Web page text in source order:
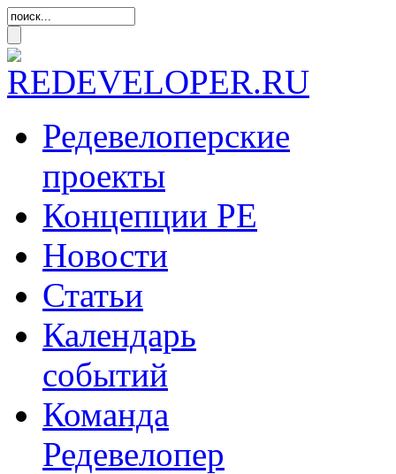
Редевелоперские
проекты
Концепции РЕ
Новости
Статьи
Календарь
событий
Команда
Редевелопер